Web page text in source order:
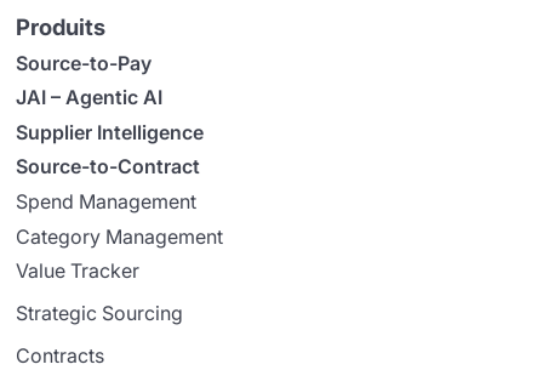
Produits
Source-to-Pay
JAI – Agentic AI
Supplier Intelligence
Source-to-Contract
Spend Management
Category Management
Value Tracker
Strategic Sourcing
Contracts